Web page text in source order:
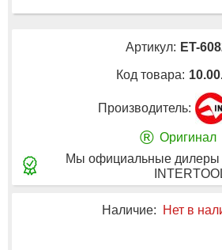
Артикул: ET-
Код товара:
Производитель:
® Оригинал
Мы официальные дилеры
Наличие: Нет в